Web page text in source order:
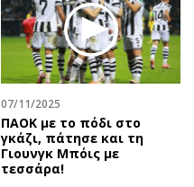
07/11/2025
ΠΑΟΚ με το πόδι στο
γκάζι, πάτησε και τη
Γιουνγκ Μπόις με
τεσσάρα!